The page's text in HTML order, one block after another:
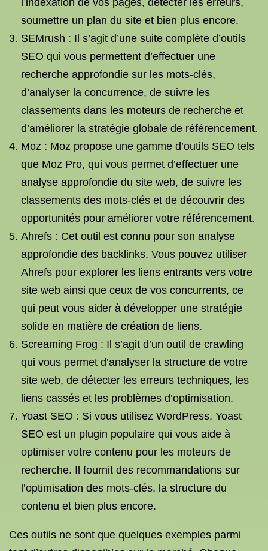
l’indexation de vos pages, détecter les erreurs,
soumettre un plan du site et bien plus encore.
SEMrush : Il s’agit d’une suite complète d’outils
SEO qui vous permettent d’effectuer une
recherche approfondie sur les mots-clés,
d’analyser la concurrence, de suivre les
classements dans les moteurs de recherche et
d’améliorer la stratégie globale de référencement.
Moz : Moz propose une gamme d’outils SEO tels
que Moz Pro, qui vous permet d’effectuer une
analyse approfondie du site web, de suivre les
classements des mots-clés et de découvrir des
opportunités pour améliorer votre référencement.
Ahrefs : Cet outil est connu pour son analyse
approfondie des backlinks. Vous pouvez utiliser
Ahrefs pour explorer les liens entrants vers votre
site web ainsi que ceux de vos concurrents, ce
qui peut vous aider à développer une stratégie
solide en matière de création de liens.
Screaming Frog : Il s’agit d’un outil de crawling
qui vous permet d’analyser la structure de votre
site web, de détecter les erreurs techniques, les
liens cassés et les problèmes d’optimisation.
Yoast SEO : Si vous utilisez WordPress, Yoast
SEO est un plugin populaire qui vous aide à
optimiser votre contenu pour les moteurs de
recherche. Il fournit des recommandations sur
l’optimisation des mots-clés, la structure du
contenu et bien plus encore.
Ces outils ne sont que quelques exemples parmi